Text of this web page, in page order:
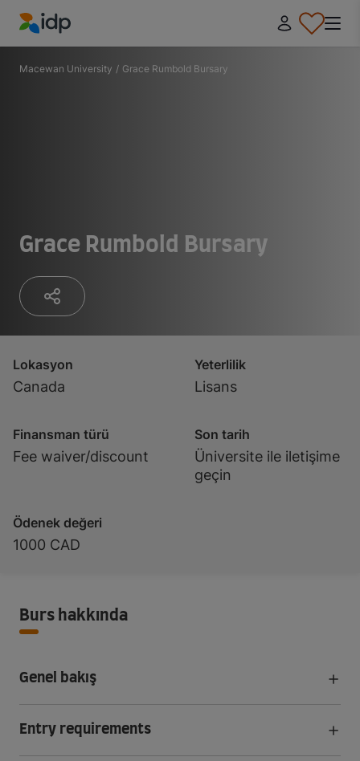
IDP Education
Macewan University / Grace Rumbold Bursary
Grace Rumbold Bursary
Lokasyon
Canada
Yeterlilik
Lisans
Finansman türü
Fee waiver/discount
Son tarih
Üniversite ile iletişime
geçin
Ödenek değeri
1000 CAD
Burs hakkında
Genel bakış
Entry requirements